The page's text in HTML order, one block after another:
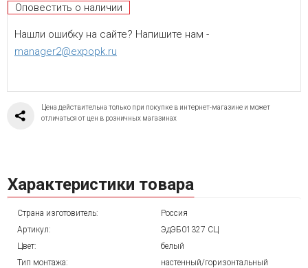
Оповестить о наличии
Нашли ошибку на сайте? Напишите нам -
manager2@expopk.ru
Цена действительна только при покупке в интернет-магазине и может
отличаться от цен в розничных магазинах
Характеристики товара
Страна изготовитель:
Россия
Артикул:
ЭдЭБ01327 СЦ
Цвет:
белый
Тип монтажа:
настенный/горизонтальный